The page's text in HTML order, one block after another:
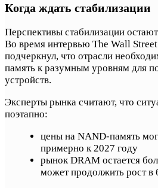
Когда ждать стабилизации
Перспективы стабилизации
Во время интервью The Wall
подчеркнул, что отрасли
память к разумным уровням для
устройств.
Эксперты рынка считают, что
поэтапно:
цены на NAND-память
примерно к 2027 году
рынок DRAM остается
может продолжить рост